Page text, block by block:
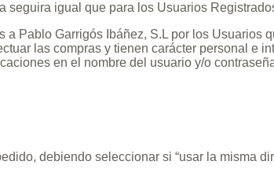
seguira igual que para los Usuarios
Pablo Garrigós Ibáñez, S.L por los Usuarios
las compras y tienen carácter personal e
en el nombre del usuario y/o
debiendo seleccionar si “usar la misma